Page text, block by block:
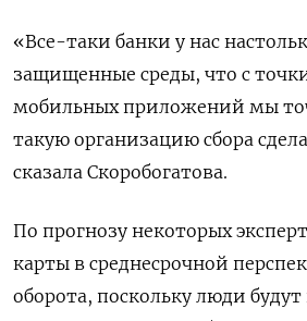
«Все-таки банки у нас
защищенные среды, что с
мобильных приложений мы
такую организацию сбора
сказала Скоробогатова.
По прогнозу некоторых
карты в среднесрочной
оборота, поскольку люди будут